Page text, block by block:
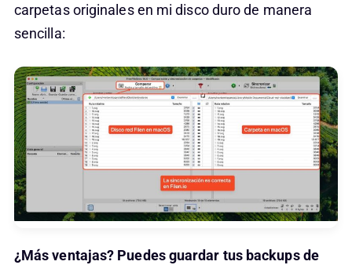
carpetas originales en mi disco duro de manera
sencilla:
¿Más ventajas? Puedes guardar tus backups de